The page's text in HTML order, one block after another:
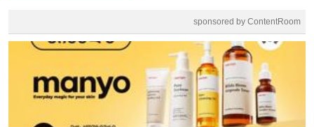
sponsored by ContentRoom